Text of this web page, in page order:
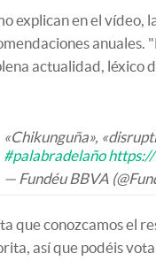
explican en el vídeo,
anuales.
actualidad, léxico
«Chikunguña»,
#palabradelaño
— Fundéu BBVA
que conozcamos el
así que podéis